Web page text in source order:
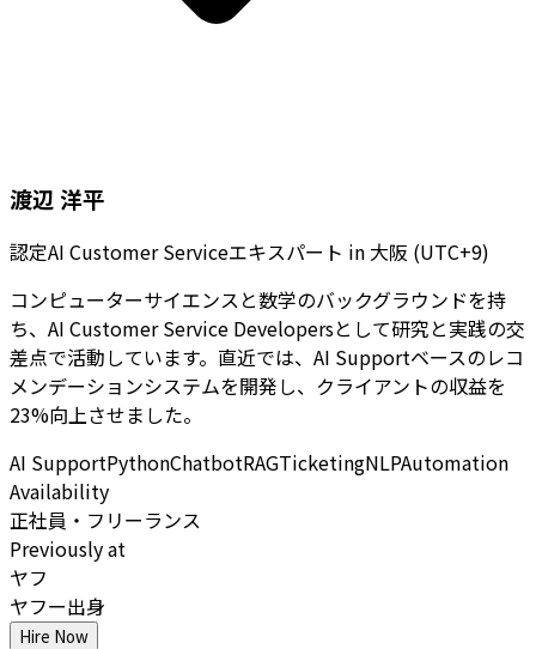
渡辺 洋平
認定AI Customer Serviceエキスパート in 大阪 (UTC+9)
コンピューターサイエンスと数学のバックグラウンドを持
ち、AI Customer Service Developersとして研究と実践の交
差点で活動しています。直近では、AI Supportベースのレコ
メンデーションシステムを開発し、クライアントの収益を
23%向上させました。
AI SupportPythonChatbotRAGTicketingNLPAutomation
Availability
正社員・フリーランス
Previously at
ヤフ
ヤフー出身
Hire Now